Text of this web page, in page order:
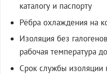
каталогу и паспорту
Рёбра охлаждения на
Изоляция без
рабочая температура
Срок службы изоляции